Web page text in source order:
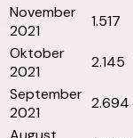
November
2021
1.517
Oktober
2021
2.145
September
2021
2.694